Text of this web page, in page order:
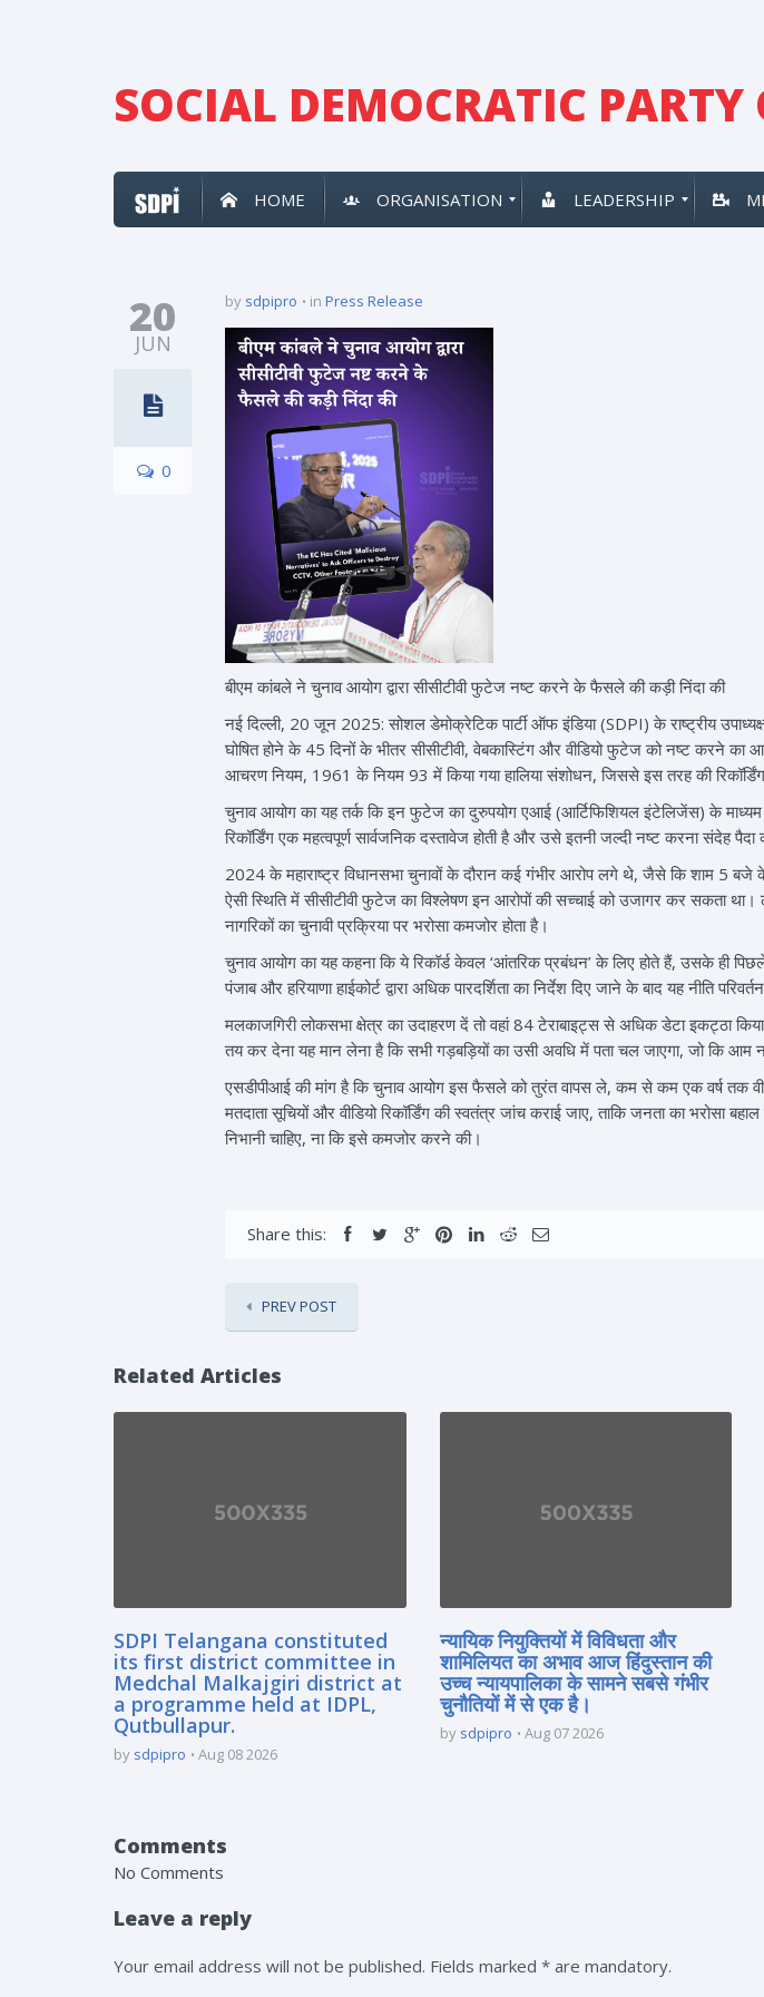
SOCIAL DEMOCRATIC
HOME ORGANISATION LEADERSHIP
20
JUN
0
by sdpipro in Press Release
बीएम कांबले ने चुनाव आयोग द्वारा सीसीटीवी फुटेज नष्ट करने के फैसले की कड़ी निंदा की
नई दिल्ली, 20 जून 2025: सोशल डेमोक्रेटिक पार्टी ऑफ इंडिया (SDPI) के राष्ट्रीय
घोषित होने के 45 दिनों के भीतर सीसीटीवी, वेबकास्टिंग और वीडियो फुटेज को नष्ट करने
आचरण नियम, 1961 के नियम 93 में किया गया हालिया संशोधन, जिससे इस तरह की
चुनाव आयोग का यह तर्क कि इन फुटेज का दुरुपयोग एआई (आर्टिफिशियल इंटेलिजेंस) के
रिकॉर्डिंग एक महत्वपूर्ण सार्वजनिक दस्तावेज होती है और उसे इतनी जल्दी नष्ट करना संदेह पैदा
2024 के महाराष्ट्र विधानसभा चुनावों के दौरान कई गंभीर आरोप लगे थे, जैसे कि शाम 5
ऐसी स्थिति में सीसीटीवी फुटेज का विश्लेषण इन आरोपों की सच्चाई को उजागर कर सकता
नागरिकों का चुनावी प्रक्रिया पर भरोसा कमजोर होता है।
चुनाव आयोग का यह कहना कि ये रिकॉर्ड केवल ‘आंतरिक प्रबंधन’ के लिए होते हैं, उसके ही
पंजाब और हरियाणा हाईकोर्ट द्वारा अधिक पारदर्शिता का निर्देश दिए जाने के बाद यह नीति
मलकाजगिरी लोकसभा क्षेत्र का उदाहरण दें तो वहां 84 टेराबाइट्स से अधिक डेटा इकट्ठा
तय कर देना यह मान लेना है कि सभी गड़बड़ियों का उसी अवधि में पता चल जाएगा, जो कि आम
एसडीपीआई की मांग है कि चुनाव आयोग इस फैसले को तुरंत वापस ले, कम से कम एक वर्ष तक
मतदाता सूचियों और वीडियो रिकॉर्डिंग की स्वतंत्र जांच कराई जाए, ताकि जनता का भरोसा
निभानी चाहिए, ना कि इसे कमजोर करने की।
Share this:
PREV POST
Related Articles
SDPI Telangana constituted
its first district committee in
Medchal Malkajgiri district at
a programme held at IDPL,
Qutbullapur.
by sdpipro Aug 08 2026
न्यायिक नियुक्तियों में विविधता और
शामिलियत का अभाव आज हिंदुस्तान की
उच्च न्यायपालिका के सामने सबसे गंभीर
चुनौतियों में से एक है।
by sdpipro Aug 07 2026
Comments
No Comments
Leave a reply
Your email address will not be published. Fields marked * are mandatory.